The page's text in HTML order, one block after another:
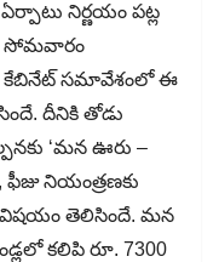
నిర్ణయం పట్ల
సోమవారం
కేబినేట్ సమావేశంలో ఈ
దీనికి తోడు
‘మన ఊరు –
ఫీజు నియంత్రణకు
విషయం తెలిసిందే. మన
కలిపి రూ. 7300